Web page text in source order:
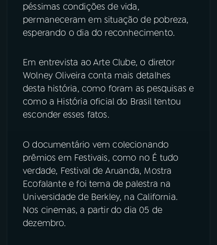
péssimas condições de vida,
permaneceram em situação de pobreza,
esperando o dia do reconhecimento.
Em entrevista ao Arte Clube, o diretor
Wolney Oliveira conta mais detalhes
desta história, como foram as pesquisas e
como a História oficial do Brasil tentou
esconder esses fatos.
O documentário vem colecionando
prêmios em Festivais, como no É tudo
verdade, Festival de Aruanda, Mostra
Ecofalante e foi tema de palestra na
Universidade de Berkley, na California.
Nos cinemas, a partir do dia 05 de
dezembro.